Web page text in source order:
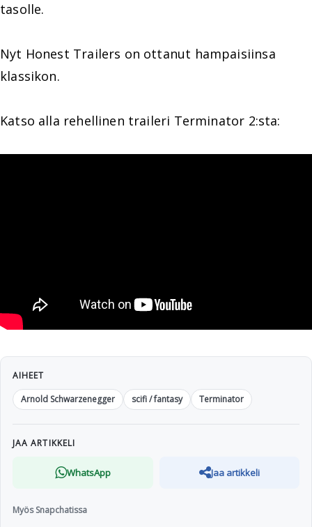
tasolle.
Nyt Honest Trailers on ottanut hampaisiinsa
klassikon.
Katso alla rehellinen traileri Terminator 2:sta:
AIHEET
Arnold Schwarzenegger
scifi / fantasy Terminator
JAA ARTIKKELI
WhatsApp Jaa artikkeli
Myös Snapchatissa